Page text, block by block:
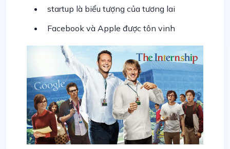
startup là biểu tượng của tương lai
Facebook và Apple được tôn vinh